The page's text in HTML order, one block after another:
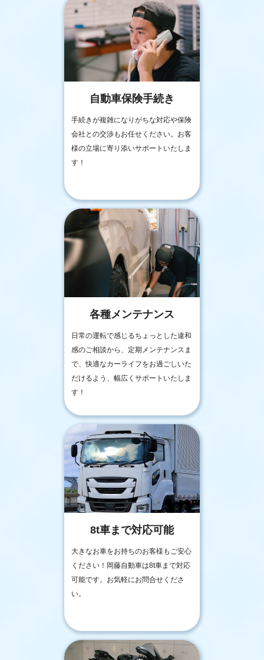
自動車保険手続き
手続きが複雑になりがちな対応や保険
会社との交渉もお任せください。お客
様の立場に寄り添いサポートいたしま
す！
各種メンテナンス
日常の運転で感じるちょっとした違和
感のご相談から、定期メンテナンスま
で、快適なカーライフをお過ごしいた
だけるよう、幅広くサポートいたしま
す！
8t車まで対応可能
大きなお車をお持ちのお客様もご安心
ください！岡藤自動車は8t車まで対応
可能です。お気軽にお問合せくださ
い。